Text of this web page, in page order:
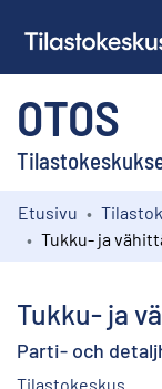
OTOS
Kokoelmat
Etusivu
Tukku- ja
Parti- och
Tilastokeskus